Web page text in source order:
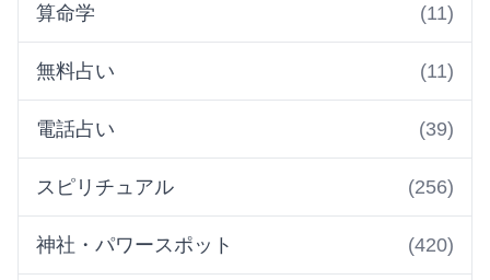
算命学 (11)
無料占い (11)
電話占い (39)
スピリチュアル (256)
神社・パワースポット (420)